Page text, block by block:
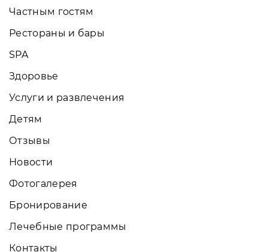
Частным гостям
Рестораны и бары
SPA
Здоровье
Услуги и развлечения
Детям
Отзывы
Новости
Фотогалерея
Бронирование
Лечебные программы
Контакты